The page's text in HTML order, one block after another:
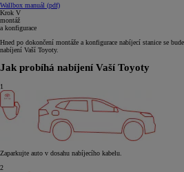
Wallbox manuál (pdf)
Krok V
montáž
a konfigurace
Hned po dokončení montáže a konfigurace nabíjecí stanice se
nabíjení Vaší Toyoty.
Jak probíhá nabíjení Vaší Toyoty
1
Zaparkujte auto v dosahu nabíjecího kabelu.
2